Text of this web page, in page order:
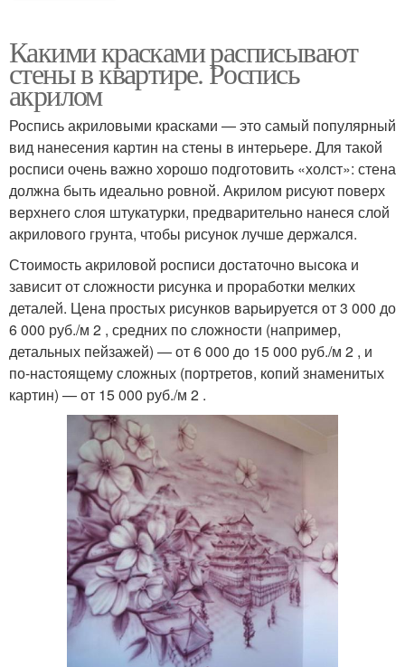
Какими красками расписывают
стены в квартире. Роспись
акрилом
Роспись акриловыми красками — это самый популярный
вид нанесения картин на стены в интерьере. Для такой
росписи очень важно хорошо подготовить «холст»: стена
должна быть идеально ровной. Акрилом рисуют поверх
верхнего слоя штукатурки, предварительно нанеся слой
акрилового грунта, чтобы рисунок лучше держался.
Стоимость акриловой росписи достаточно высока и
зависит от сложности рисунка и проработки мелких
деталей. Цена простых рисунков варьируется от 3 000 до
6 000 руб./м 2 , средних по сложности (например,
детальных пейзажей) — от 6 000 до 15 000 руб./м 2 , и
по-настоящему сложных (портретов, копий знаменитых
картин) — от 15 000 руб./м 2 .